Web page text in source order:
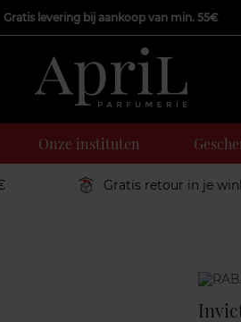
Gratis levering bij aankoop van min. 55€
Onze instituten
Gratis retour in je